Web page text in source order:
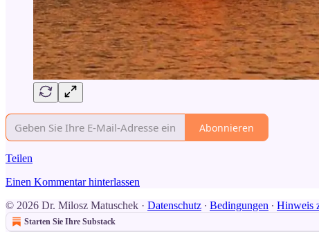
Abonnieren
Teilen
Einen Kommentar hinterlassen
© 2026 Dr. Milosz Matuschek · Datenschutz ∙ Bedingungen ∙ Hinweis
Starten Sie Ihre Substack